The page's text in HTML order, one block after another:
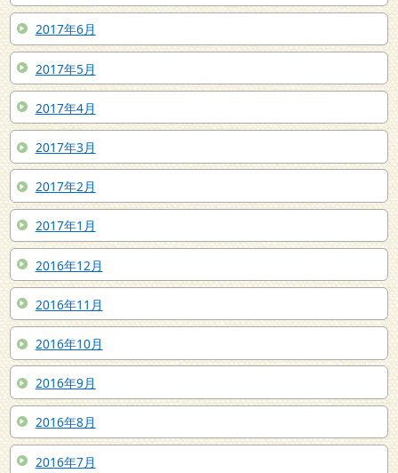
2017年6月
2017年5月
2017年4月
2017年3月
2017年2月
2017年1月
2016年12月
2016年11月
2016年10月
2016年9月
2016年8月
2016年7月